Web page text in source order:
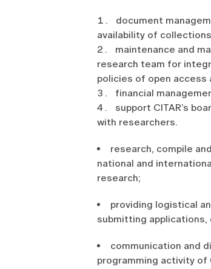
document
availability of
maintenance and
research team for
policies of open access
financial
support CITAR’s
with researchers.
research, compile
national and
research;
providing logistical
submitting applications,
communication and
programming activity of